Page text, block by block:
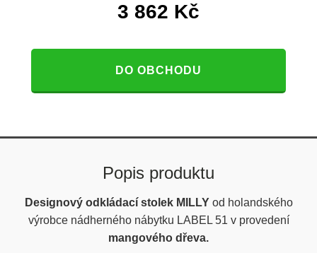
3 862 Kč
DO OBCHODU
Popis produktu
Designový odkládací stolek MILLY od holandského
výrobce nádherného nábytku LABEL 51 v provedení
mangového dřeva.